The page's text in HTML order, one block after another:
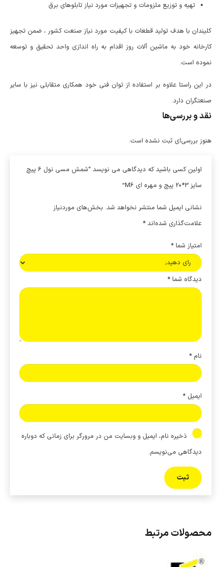
تهیه و توزیع ملزومات و تجهیزات مورد نیاز تابلوهای برق
کلیندان با هدف تولید قطعات با کیفیت مورد نیاز صنعت کشور ، ضمن تجهیز
کارخانه خود به ماشین آلات روز اقدام به راه اندازی واحد تحقیق و توسعه
نموده است.
در این راستا علاوه بر استفاده از توان فنی خود همکاری متقابلی نیز با سایر
صنعتگران دارد.
نقد و بررسی‌ها
هنوز بررسی‌ای ثبت نشده است.
اولین کسی باشید که دیدگاهی می نویسد “شمش مسی نول 6 پیچ
سایز 3*20 پیچ و مهره ای M6”
نشانی ایمیل شما منتشر نخواهد شد. بخش‌های موردنیاز
علامت‌گذاری شده‌اند *
امتیاز شما *
دیدگاه شما *
نام *
ایمیل *
ذخیره نام، ایمیل و وبسایت من در مرورگر برای زمانی که دوباره
دیدگاهی می‌نویسم.
محصولات مرتبط